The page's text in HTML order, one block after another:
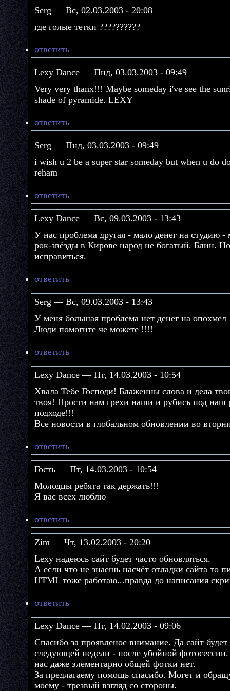
Serg — Вс, 02.03.2003 - 20:08
где голые тетки ??????????
ответить
Lexy Dance — Пнд, 03.03.2003 - 09:49
Very very thanx!!! Maybe someday i've see the
shade of pyramide. LEXY
ответить
Serg — Пнд, 03.03.2003 - 09:49
i wish u 2 be a super star someday but when u do
reham
ответить
Lexy Dance — Вс, 09.03.2003 - 13:43
У нас проблема другая - мало денег на студию
рок-звёзды в Кирове народ не богатый. Блин.
исправиться.
ответить
Serg — Вс, 09.03.2003 - 13:43
У меня большая проблема нет денег на опохмел
Люди помогите че можете !!!!
ответить
Lexy Dance — Пт, 14.03.2003 - 10:54
Хвала Тебе Господи! Блаженны слова и дела
твоя! Прости нам грехи наши и рубись под наш
подходе!!!
Все новости в глобальном обновлении во
ответить
Гость — Пт, 14.03.2003 - 10:54
Молодцы ребята так держать!!!
Я вас всех люблю
ответить
Zim — Чт, 13.02.2003 - 20:20
Lexy надеюсь сайт будет часто обновляться.
А если что не знаешь насчёт отладки сайта то
HTML тоже работаю...правда до написания
ответить
Lexy Dance — Пт, 14.02.2003 - 09:06
Спасибо за проявленое внимание. Да сайт
следующей недели - после убойной
нас даже элементарно общей фотки нет.
За предлагаему помощь спасибо. Могет и
моему - трезвый взгляд со стороны.